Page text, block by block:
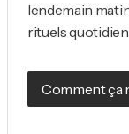
lendemain
rituels
Comment ça